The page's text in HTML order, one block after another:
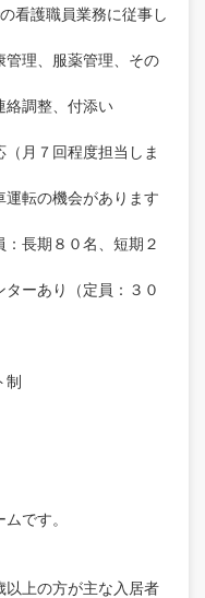
看護職員業務に従事し
管理、服薬管理、その
絡調整、付添い
（月７回程度担当しま
運転の機会があります
：長期８０名、短期２
ターあり（定員：３０
制
です。
以上の方が主な入居者